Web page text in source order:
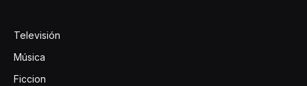
Televisión
Música
Ficcion